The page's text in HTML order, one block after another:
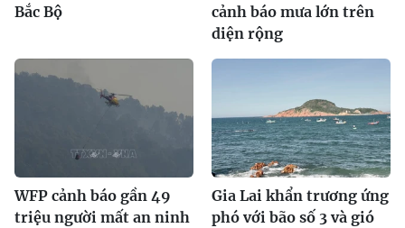
Bắc Bộ
cảnh báo mưa lớn trên
diện rộng
WFP cảnh báo gần 49
triệu người mất an ninh
Gia Lai khẩn trương ứng
phó với bão số 3 và gió